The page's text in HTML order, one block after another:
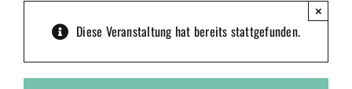
Diese Veranstaltung hat bereits stattgefunden.
×